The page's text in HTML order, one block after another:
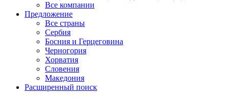
Все компании
Предложение
Все страны
Сербия
Босния и Герцеговина
Черногория
Хорватия
Словения
Македония
Расширенный поиск